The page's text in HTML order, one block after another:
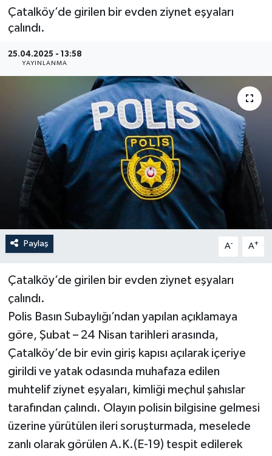
Çatalköy’de girilen bir evden ziynet eşyaları
çalındı.
25.04.2025 - 13:58
YAYINLANMA
Paylaş A- A+
Çatalköy’de girilen bir evden ziynet eşyaları
çalındı.
Polis Basın Subaylığı’ndan yapılan açıklamaya
göre, Şubat – 24 Nisan tarihleri arasında,
Çatalköy’de bir evin giriş kapısı açılarak içeriye
girildi ve yatak odasında muhafaza edilen
muhtelif ziynet eşyaları, kimliği meçhul şahıslar
tarafından çalındı. Olayın polisin bilgisine gelmesi
üzerine yürütülen ileri soruşturmada, meselede
zanlı olarak görülen A.K.(E-19) tespit edilerek